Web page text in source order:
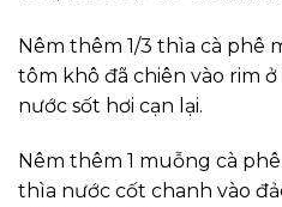
Nêm thêm 1/3 thìa cà phê
tôm khô đã chiên vào rim
nước sốt hơi cạn lại.
Nêm thêm 1 muỗng cà
thìa nước cốt chanh vào